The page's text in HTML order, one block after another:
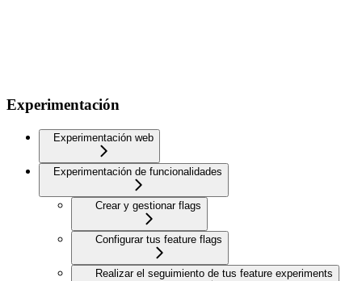
Experimentación
Experimentación web
Experimentación de funcionalidades
Crear y gestionar flags
Configurar tus feature flags
Realizar el seguimiento de tus feature experiments